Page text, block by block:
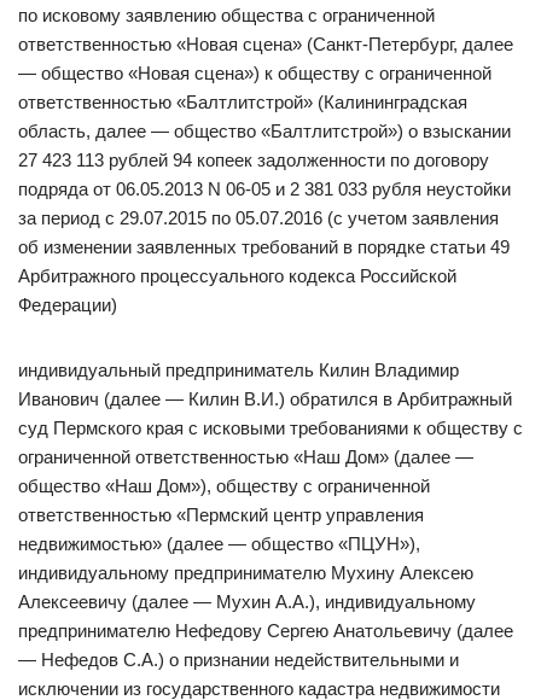
по исковому заявлению общества с ограниченной
ответственностью «Новая сцена» (Санкт-Петербург, далее
— общество «Новая сцена») к обществу с ограниченной
ответственностью «Балтлитстрой» (Калининградская
область, далее — общество «Балтлитстрой») о взыскании
27 423 113 рублей 94 копеек задолженности по договору
подряда от 06.05.2013 N 06-05 и 2 381 033 рубля неустойки
за период с 29.07.2015 по 05.07.2016 (с учетом заявления
об изменении заявленных требований в порядке статьи 49
Арбитражного процессуального кодекса Российской
Федерации)
индивидуальный предприниматель Килин Владимир
Иванович (далее — Килин В.И.) обратился в Арбитражный
суд Пермского края с исковыми требованиями к обществу с
ограниченной ответственностью «Наш Дом» (далее —
общество «Наш Дом»), обществу с ограниченной
ответственностью «Пермский центр управления
недвижимостью» (далее — общество «ПЦУН»),
индивидуальному предпринимателю Мухину Алексею
Алексеевичу (далее — Мухин А.А.), индивидуальному
предпринимателю Нефедову Сергею Анатольевичу (далее
— Нефедов С.А.) о признании недействительными и
исключении из государственного кадастра недвижимости